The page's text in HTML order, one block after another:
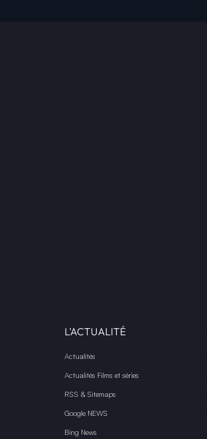
L'ACTUALITÉ
Actualités
Actualités Films et séries
RSS & Sitemaps
Google NEWS
Bing News